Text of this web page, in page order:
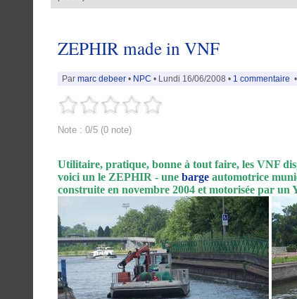
ZEPHIR made in VNF
Par marc debeer • NPC • Lundi 16/06/2008 • 1 commentaire
Note : 0/5 (0 note)
Utilitaire, pratique, bonne à tout faire, les VNF
voici un le ZEPHIR - une barge automotrice
construite en novembre 2004 et motorisée par